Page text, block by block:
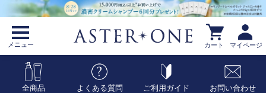
メニュー マイページ
カート
全商品 よくある質問 ご利用ガイド お問い合わせ